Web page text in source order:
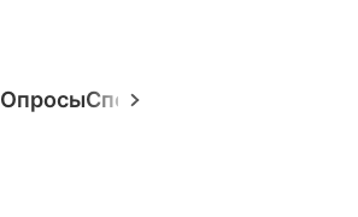
ОпросыСпецпроекты